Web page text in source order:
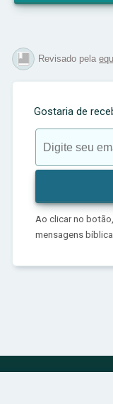
Revisado pela
Gostaria de
Ao clicar no
mensagens